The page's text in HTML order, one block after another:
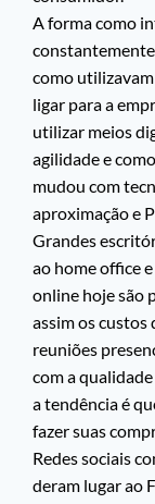
A forma como
como
ligar para a
utilizar meios
agilidade e
mudou com
aproximação e
Grandes
ao home office
online hoje são
assim os custos
reuniões
com a
a tendência é
fazer suas
Redes sociais
deram lugar ao